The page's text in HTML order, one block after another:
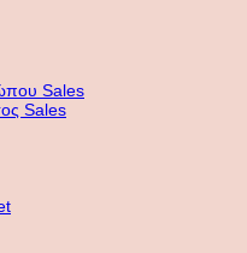
Sales
Sales